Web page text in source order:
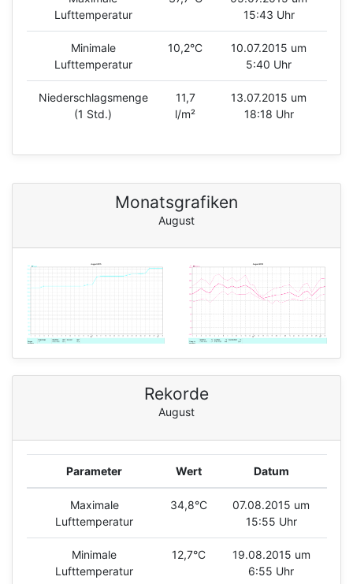
Lufttemperatur
15:43 Uhr
Minimale
Lufttemperatur
10,2°C
10.07.2015 um
5:40 Uhr
Niederschlagsmenge
(1 Std.)
11,7
l/m²
13.07.2015 um
18:18 Uhr
Monatsgrafiken
August
Rekorde
August
Parameter Wert Datum
Maximale
Lufttemperatur
34,8°C
07.08.2015 um
15:55 Uhr
Minimale
Lufttemperatur
12,7°C
19.08.2015 um
6:55 Uhr